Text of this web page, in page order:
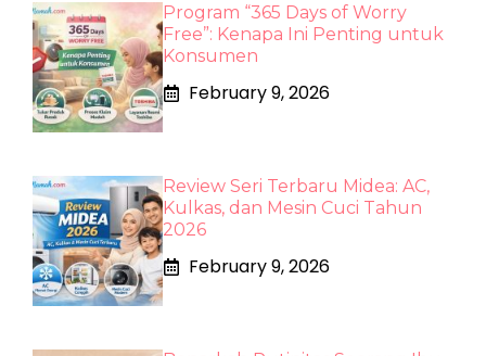
Program “365 Days of Worry
Free”: Kenapa Ini Penting untuk
Konsumen
February 9, 2026
Review Seri Terbaru Midea: AC,
Kulkas, dan Mesin Cuci Tahun
2026
February 9, 2026